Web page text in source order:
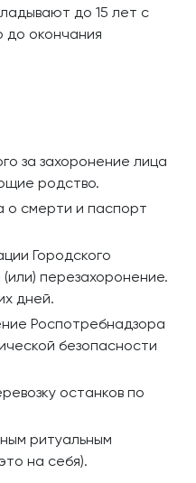
до 15 лет с
до окончания
за захоронение лица
родство.
о смерти и паспорт
Городского
перезахоронение.
дней.
Роспотребнадзора
безопасности
останков по
ритуальным
на себя).